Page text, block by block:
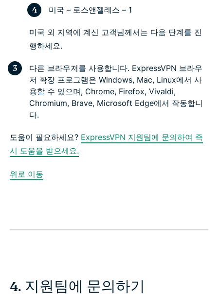
미국 – 로스앤젤레스 – 1
미국 외 지역에 계신 고객님께서는 다음 단계를 진
행하세요.
다른 브라우저를 사용합니다. ExpressVPN 브라우
저 확장 프로그램은 Windows, Mac, Linux에서 사
용할 수 있으며, Chrome, Firefox, Vivaldi,
Chromium, Brave, Microsoft Edge에서 작동합니
다.
도움이 필요하세요? ExpressVPN 지원팀에 문의하여 즉
시 도움을 받으세요.
위로 이동
4. 지원팀에 문의하기